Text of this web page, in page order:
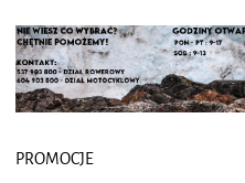
PROMOCJE